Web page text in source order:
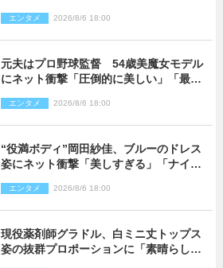
エンタメ 2026/8/6 18:00
元夫はプロ野球監督 54歳美魔女モデル
にネット衝撃「圧倒的に美しい」「最強
エンタメ 2026/8/6 18:00
“役満ボディ”岡田紗佳、ブルーのドレス
姿にネット衝撃「美しすぎる」「ナイ
エンタメ 2026/8/6 18:00
現役薬剤師グラドル、白ミニ丈トップス
姿の抜群プロポーションに「素晴らしす